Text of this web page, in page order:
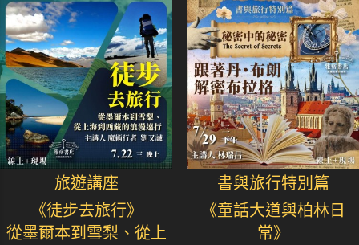
旅遊講座
《徒步去旅行》
從墨爾本到雪梨、從上
書與旅行特別篇
《童話大道與柏林日
常》